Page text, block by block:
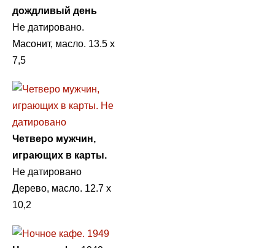
дождливый день
Не датировано.
Масонит, масло. 13.5 х
7,5
Четверо мужчин,
играющих в карты.
Не датировано
Дерево, масло. 12.7 х
10,2